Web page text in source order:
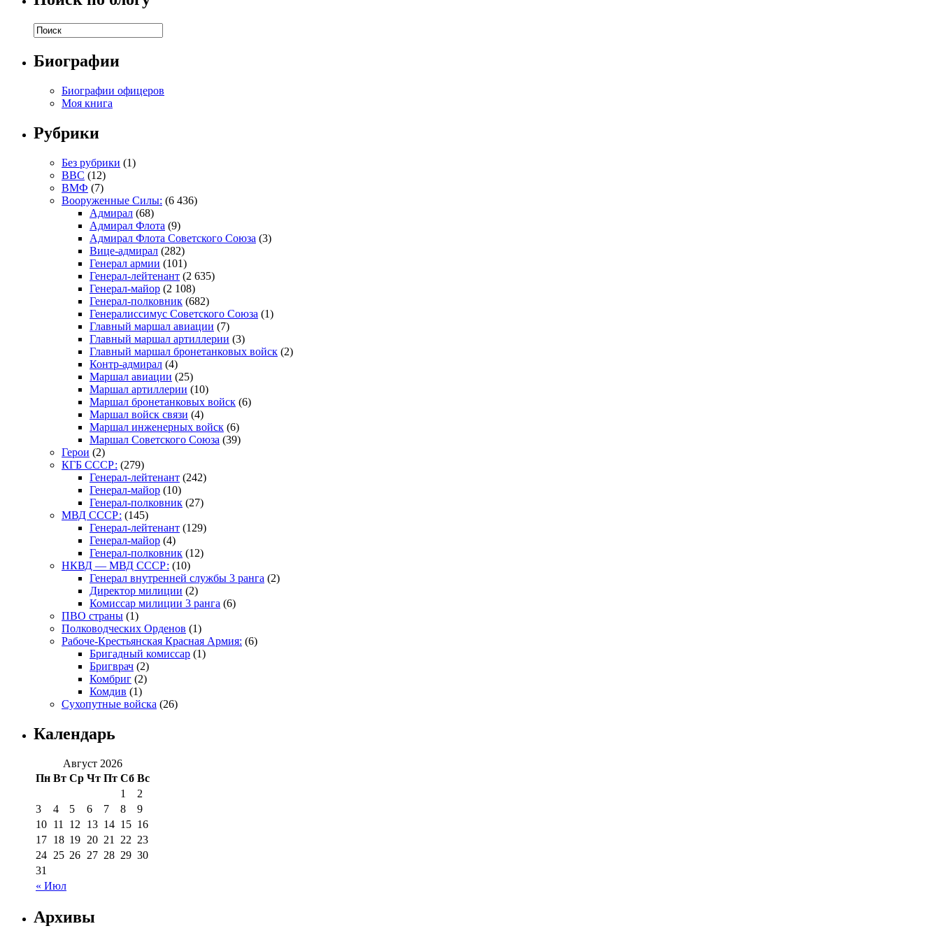
Биографии
Биографии офицеров
Моя книга
Рубрики
Без рубрики (1)
ВВС (12)
ВМФ (7)
Вооруженные Силы: (6 436)
Адмирал (68)
Адмирал Флота (9)
Адмирал Флота Советского Союза (3)
Вице-адмирал (282)
Генерал армии (101)
Генерал-лейтенант (2 635)
Генерал-майор (2 108)
Генерал-полковник (682)
Генералиссимус Советского Союза (1)
Главный маршал авиации (7)
Главный маршал артиллерии (3)
Главный маршал бронетанковых войск (2)
Контр-адмирал (4)
Маршал авиации (25)
Маршал артиллерии (10)
Маршал бронетанковых войск (6)
Маршал войск связи (4)
Маршал инженерных войск (6)
Маршал Советского Союза (39)
Герои (2)
КГБ СССР: (279)
Генерал-лейтенант (242)
Генерал-майор (10)
Генерал-полковник (27)
МВД СССР: (145)
Генерал-лейтенант (129)
Генерал-майор (4)
Генерал-полковник (12)
НКВД — МВД СССР: (10)
Генерал внутренней службы 3 ранга (2)
Директор милиции (2)
Комиссар милиции 3 ранга (6)
ПВО страны (1)
Полководческих Орденов (1)
Рабоче-Крестьянская Красная Армия: (6)
Бригадный комиссар (1)
Бригврач (2)
Комбриг (2)
Комдив (1)
Сухопутные войска (26)
Календарь
Август 2026
Пн Вт Ср Чт Пт Сб Вс
« Июл
1
2
3
4 5 6 7 8
9
10 11 12 13 14 15 16
17 18 19 20 21 22 23
24 25 26 27 28 29 30
31
Архивы